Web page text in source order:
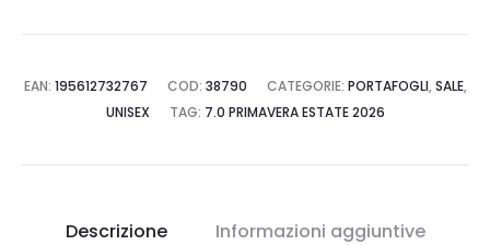
EAN: 195612732767 COD: 38790 CATEGORIE: PORTAFOGLI, SALE,
UNISEX
TAG: 7.0 PRIMAVERA ESTATE 2026
Descrizione Informazioni aggiuntive